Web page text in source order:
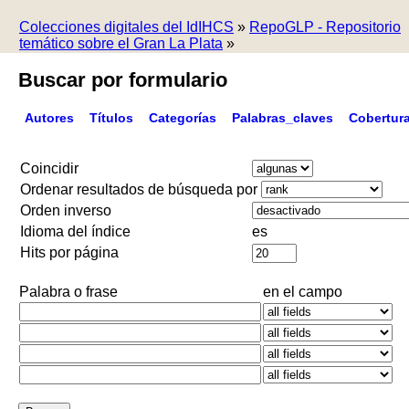
Colecciones digitales del IdIHCS » RepoGLP - Repositorio
temático sobre el Gran La Plata »
Buscar por formulario
Autores Títulos Categorías Palabras_claves
Coincidir
Ordenar resultados de búsqueda por
Orden inverso
Idioma del índice
es
Hits por página
Palabra o frase en el campo